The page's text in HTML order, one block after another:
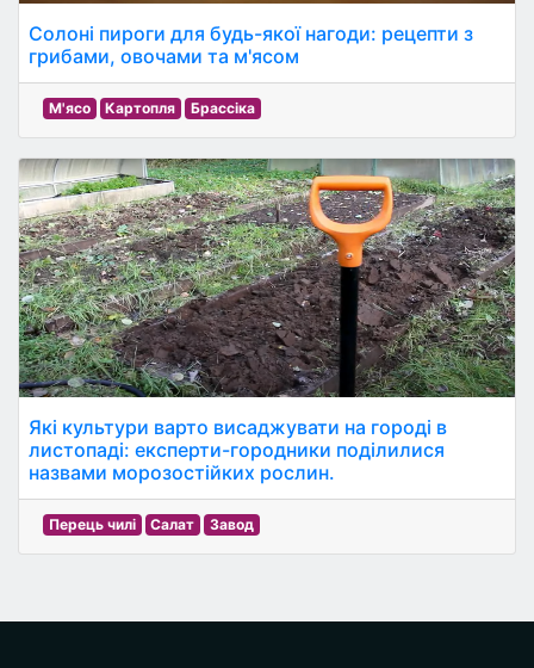
Солоні пироги для будь-якої нагоди: рецепти з
грибами, овочами та м'ясом
М'ясо Картопля Брассіка
Які культури варто висаджувати на городі в
листопаді: експерти-городники поділилися
назвами морозостійких рослин.
Перець чилі Салат Завод